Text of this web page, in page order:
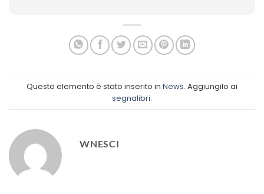
Questo elemento è stato inserito in News. Aggiungilo ai
segnalibri.
WNESCI